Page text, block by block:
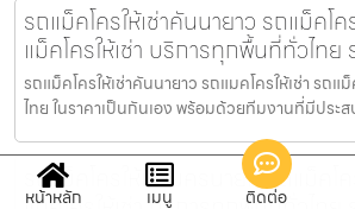
รถแม็คโครให้เช่าคันนายาว รถแม็คโ
แม็คโครให้เช่า บริการทุกพื้นที่ทั่วไทย
รถแม็คโครให้เช่าคันนายาว รถแมคโครให้เช่า รถแ
ไทย ในราคาเป็นกันเอง พร้อมด้วยทีมงานที่มีประ
รถแม็คโครให้เช่านครนายก รถแม็คโค
หน้าหลัก เมนู ติดต่อ